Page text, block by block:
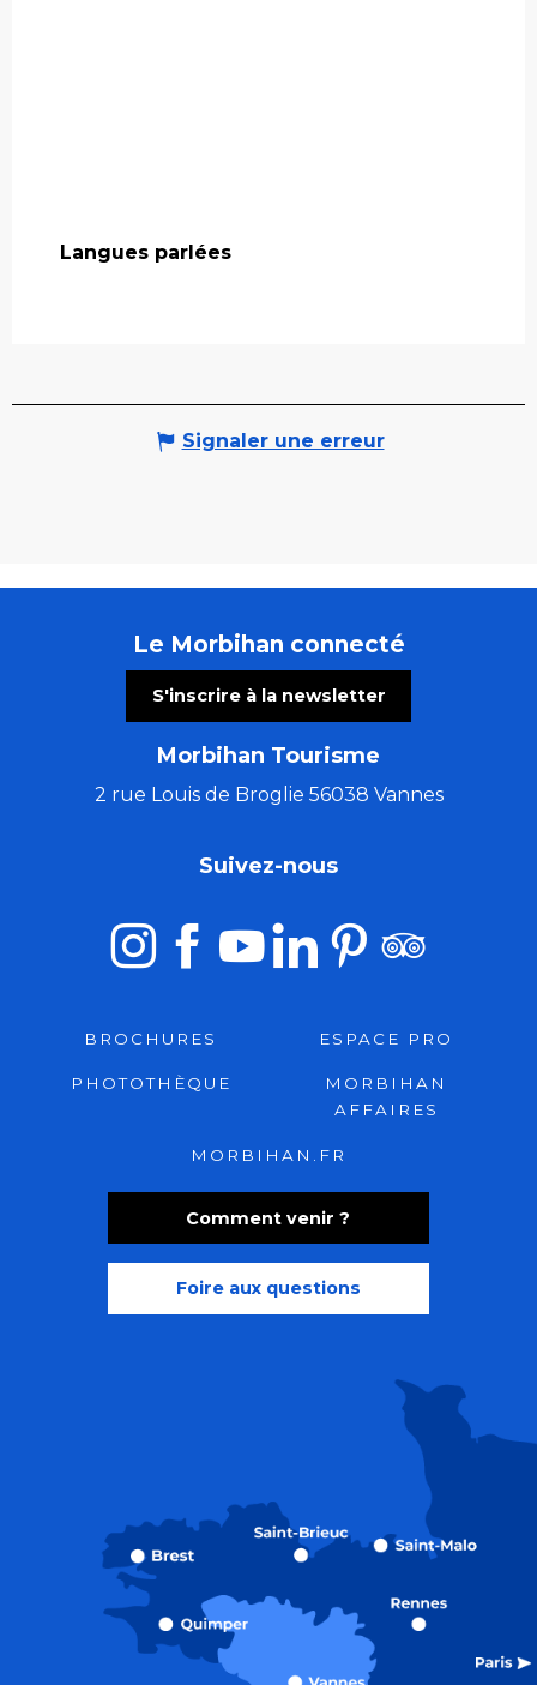
Langues parlées
Langues parlées
Signaler une erreur
Le Morbihan connecté
S'inscrire à la newsletter
Morbihan Tourisme
2 rue Louis de Broglie 56038 Vannes
Comment venir ?
Foire aux questions
Suivez-nous
BROCHURES ESPACE PRO
PHOTOTHÈQUE
MORBIHAN
AFFAIRES
MORBIHAN.FR